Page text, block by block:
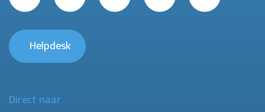
Helpdesk
Direct naar